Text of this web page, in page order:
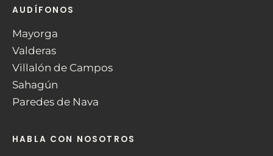
AUDÍFONOS
Mayorga
Valderas
Villalón de Campos
Sahagún
Paredes de Nava
HABLA CON NOSOTROS